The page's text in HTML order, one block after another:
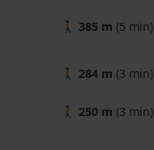
🚶 385 m (5 min)
🚶 284 m (3 min)
🚶 250 m (3 min)